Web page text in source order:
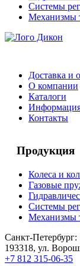
Системы
Механизмы
Доставка и
О компании
Каталоги
Контакты
Продукция
Колеса и
Газовые
Системы
Механизмы
Санкт-Петербург:
193318, ул.
+7 812 315-06-35